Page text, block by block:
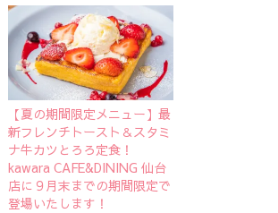
【夏の期間限定メニュー】最
新フレンチトースト＆スタミ
ナ牛カツとろろ定食！
kawara CAFE&DINING 仙台
店に９月末までの期間限定で
登場いたします！